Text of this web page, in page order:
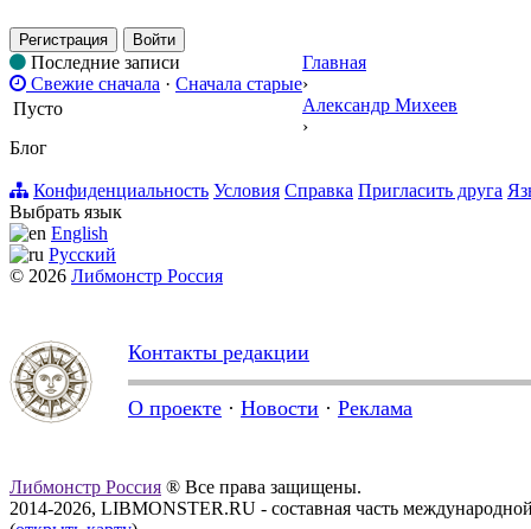
Регистрация Войти
Последние записи
Свежие сначала · Сначала старые
Пусто
Главная
›
Александр Михеев
›
Блог
Конфиденциальность Условия Справка Пригласить друга
Выбрать язык
English
Русский
© 2026 Либмонстр Россия
Контакты редакции
О проекте · Новости · Реклама
Либмонстр Россия ® Все права защищены.
2014-2026, LIBMONSTER.RU - составная часть